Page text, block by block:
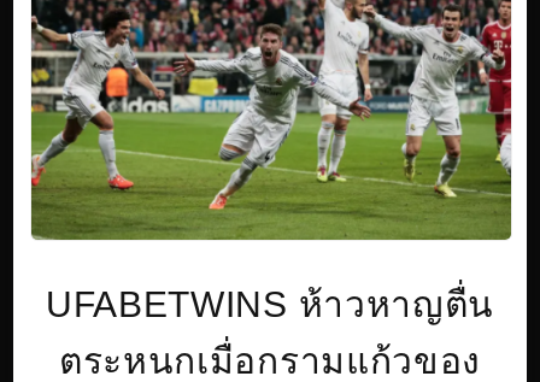
UFABETWINS ห้าวหาญตื่น
ตระหนกเมื่อกรามแก้วของ